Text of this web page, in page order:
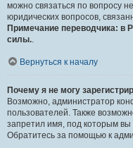
можно связаться по вопросу
юридических вопросов,
Примечание переводчика: в
силы..
Вернуться к началу
Почему я не могу
Возможно, администратор
пользователей. Также
запретил имя, под которым вы
Обратитесь за помощью к